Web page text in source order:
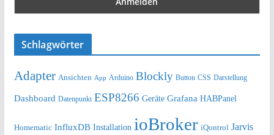
Schlagwörter
Adapter Ansichten App Arduino Blockly Button CSS Darstellung
Dashboard Datenpunkt ESP8266 Geräte Grafana HABPanel
Homematic InfluxDB Installation ioBroker iQontrol Jarvis